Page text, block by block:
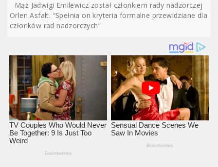
Mąż Jadwigi Emilewicz został członkiem rady nadzorczej
Orlen Asfalt. “Spełnia on kryteria formalne przewidziane dla
członków rad nadzorczych”